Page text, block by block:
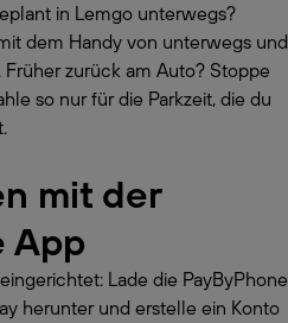
in Lemgo unterwegs?
dem Handy von unterwegs und
zurück am Auto? Stoppe
so nur für die Parkzeit, die du
mit der
App
Lade die PayByPhone
herunter und erstelle ein Konto